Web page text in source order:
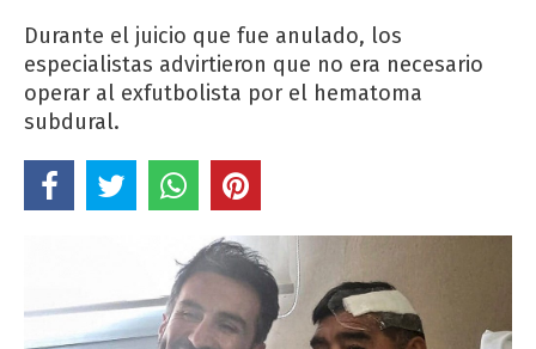
Durante el juicio que fue anulado, los
especialistas advirtieron que no era necesario
operar al exfutbolista por el hematoma
subdural.